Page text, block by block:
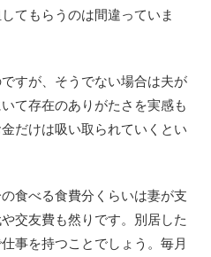
てもらうのは間違っていま
すが、そうでない場合は夫が
て存在のありがたさを実感も
だけは吸い取られていくとい
食べる食費分くらいは妻が支
交友費も然りです。別居した
事を持つことでしょう。毎月